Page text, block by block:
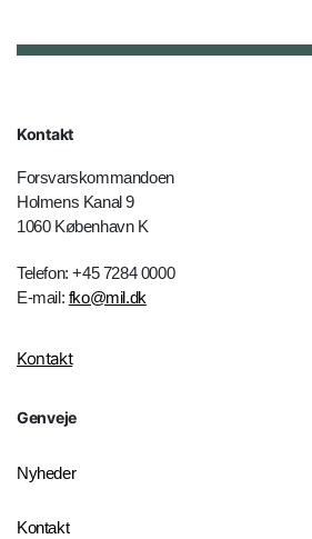
Kontakt
Forsvarskommandoen
Holmens Kanal 9
1060 København K
Telefon: +45 7284 0000
E-mail: fko@mil.dk
Kontakt
Genveje
Nyheder
Kontakt